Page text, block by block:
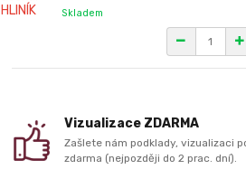
Skladem
Vizualizace ZDARMA
Zašlete nám podklady, vizualizaci
zdarma (nejpozději do 2 prac. dní).